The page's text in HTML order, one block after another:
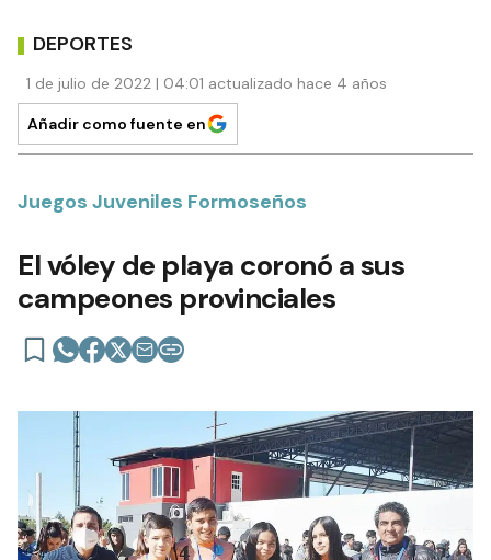
DEPORTES
1 de julio de 2022 | 04:01 actualizado hace 4 años
Añadir como fuente en
Juegos Juveniles Formoseños
El vóley de playa coronó a sus
campeones provinciales